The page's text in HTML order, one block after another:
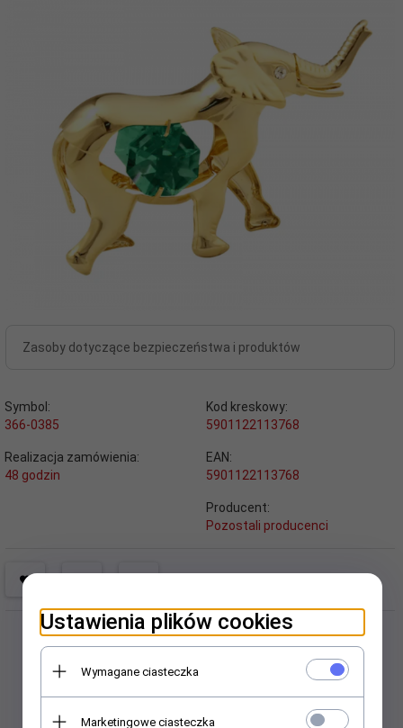
Zasoby dotyczące bezpieczeństwa i produktów
Symbol:
366-0385
Kod kreskowy:
5901122113768
Realizacja zamówienia:
48 godzin
EAN:
5901122113768
Producent:
Pozostali producenci
Polecamy
Ustawienia plików cookies
Wymagane ciasteczka
Marketingowe ciasteczka